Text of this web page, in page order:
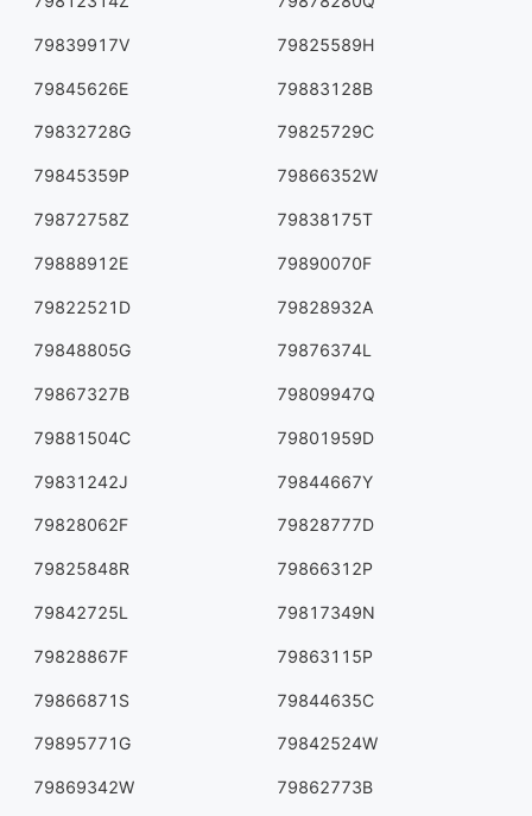
79839917V 79825589H
79845626E 79883128B
79832728G 79825729C
79845359P 79866352W
79872758Z 79838175T
79888912E 79890070F
79822521D 79828932A
79848805G 79876374L
79867327B 79809947Q
79881504C 79801959D
79831242J 79844667Y
79828062F 79828777D
79825848R 79866312P
79842725L 79817349N
79828867F 79863115P
79866871S 79844635C
79895771G 79842524W
79869342W 79862773B